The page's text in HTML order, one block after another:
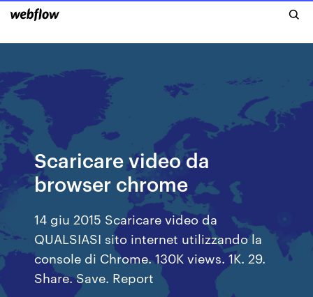
Scaricare video da
browser chrome
14 giu 2015 Scaricare video da
QUALSIASI sito internet utilizzando la
console di Chrome. 130K views. 1K. 29.
Share. Save. Report